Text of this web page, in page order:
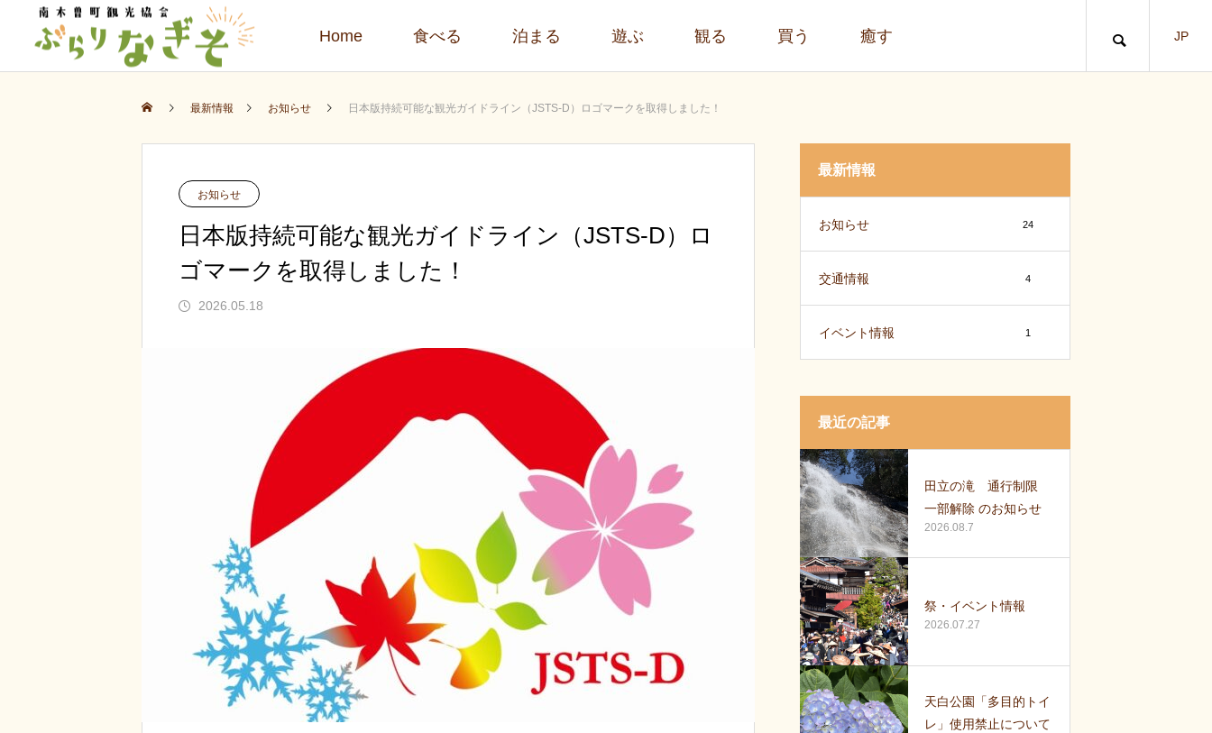
Home 食べる 泊まる 遊ぶ 観る 買う 癒す JP
最新情報 お知らせ 日本版持続可能な観光ガイドライン（JSTS-D）ロゴマークを取得しました！
お知らせ
日本版持続可能な観光ガイドライン（JSTS-D）ロ
ゴマークを取得しました！
2026.05.18
最新情報
お知らせ 24
交通情報 4
イベント情報 1
最近の記事
田立の滝 通行制限
一部解除 のお知らせ
2026.08.7
祭・イベント情報
2026.07.27
天白公園「多目的トイ
レ」使用禁止について